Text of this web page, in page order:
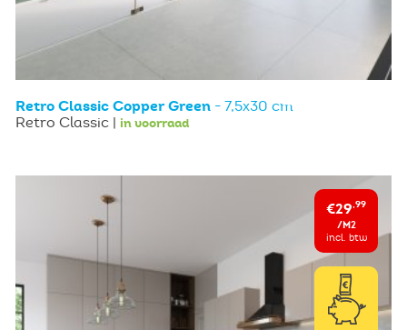
Retro Classic Copper Green - 7,5x30 cm
Retro Classic | in voorraad
€29,99
/M2
incl. btw